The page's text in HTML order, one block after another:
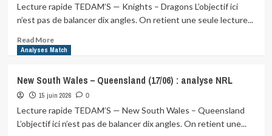
Lecture rapide TEDAM’S — Knights – Dragons L’objectif ici
n’est pas de balancer dix angles. On retient une seule lecture...
Read MoreRead
more
–
Dragons
(19/06)
analyse
Analyses Match
New South Wales – Queensland (17/06) : analyse NRL
15 juin 2026 0
Lecture rapide TEDAM’S — New South Wales – Queensland
L’objectif ici n’est pas de balancer dix angles. On retient une...